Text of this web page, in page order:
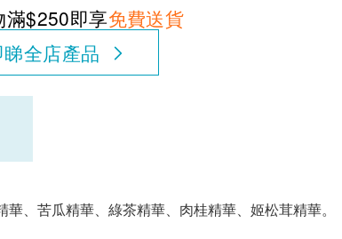
滿$250即享免費送貨
睇全店產品
、苦瓜精華、綠茶精華、肉桂精華、姬松茸精華。